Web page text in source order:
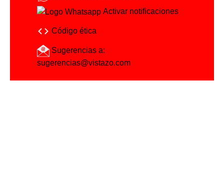
Activar notificaciones
Código ética
Sugerencias a:
sugerencias@vistazo.com